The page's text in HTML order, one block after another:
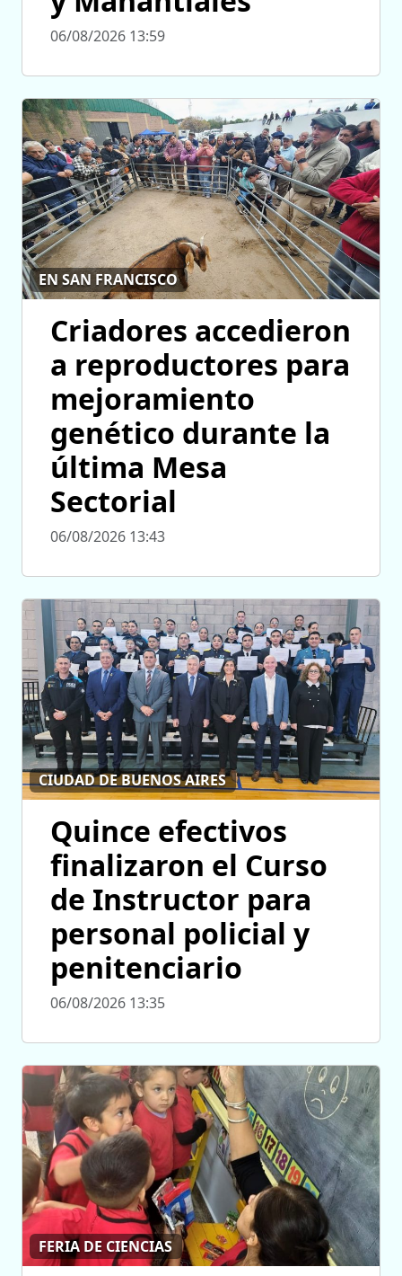
06/08/2026 13:59
EN SAN FRANCISCO
Criadores accedieron
a reproductores para
mejoramiento
genético durante la
última Mesa
Sectorial
06/08/2026 13:43
CIUDAD DE BUENOS AIRES
Quince efectivos
finalizaron el Curso
de Instructor para
personal policial y
penitenciario
06/08/2026 13:35
FERIA DE CIENCIAS